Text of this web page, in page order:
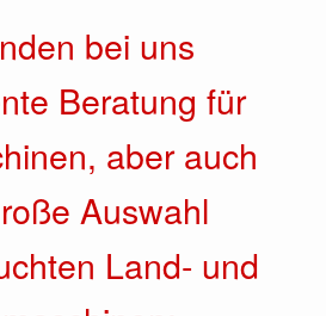
bei uns
Beratung für
aber auch
Auswahl
Land- und